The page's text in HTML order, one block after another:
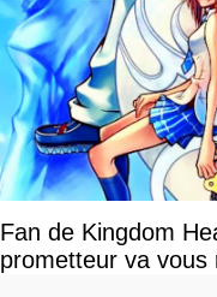
Fan de Kingdom
prometteur va vous